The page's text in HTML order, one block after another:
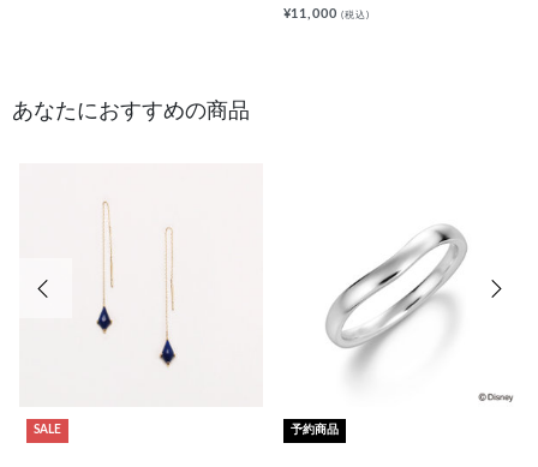
¥11,000(税込)
あなたにおすすめの商品
SALE 予約商品